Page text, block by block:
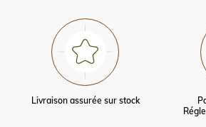
Livraison assurée sur stock